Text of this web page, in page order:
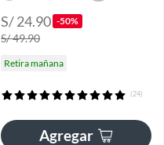
S/ 24.90 -50%
S/ 49.90
Retira mañana
(24)
Agregar